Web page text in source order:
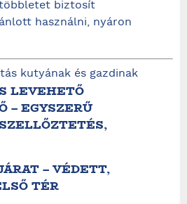
biztosít
használni, nyáron
kutyának és gazdinak
LEVEHETŐ
– EGYSZERŰ
– VÉDETT,
TÉR